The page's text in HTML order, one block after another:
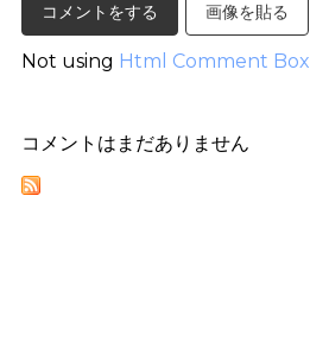
画像を貼る
Not using Html Comment Box
コメントはまだありません